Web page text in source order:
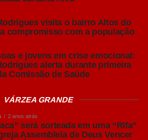
1.800%. Em 2018 e nas eleições
o comportamento foi semelhante. A
esse movimento não é exceção; é um
Junho Verde e a
adicional. Desde janeiro deste ano,
diretamente aos anunciantes
visita o bairro Altos do
compromisso com a população
e jovens em crise emocional:
alerta durante primeira
Comissão de Saúde
VÁRZEA GRANDE
2 anos atrás
será sorteada em uma “Rifa”
Assembleia de Deus Vencer